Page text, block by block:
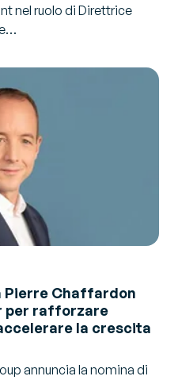
nel ruolo di Direttrice
Pierre Chaffardon
per rafforzare
la crescita
annuncia la nomina di